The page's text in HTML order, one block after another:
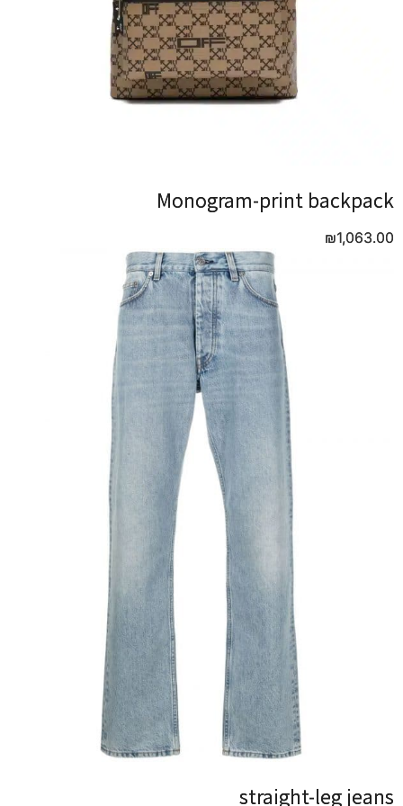
Monogram-print backpack
₪1,063.00
straight-leg jeans
Monogram-print backpack
₪1,063.00
straight-leg jeans